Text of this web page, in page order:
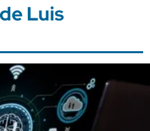
Luis